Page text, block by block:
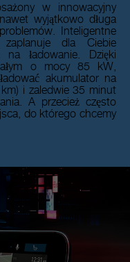
w innowacyjny
wyjątkowo długa
Inteligentne
zaplanuje dla Ciebie
ładowanie. Dzięki
o mocy 85 kW,
akumulator na
i zaledwie 35 minut
A przecież często
do którego chcemy